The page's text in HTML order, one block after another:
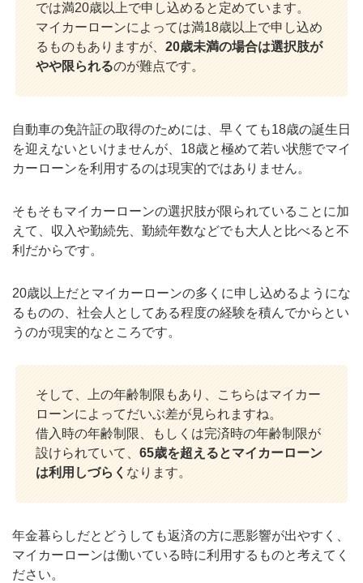
では満20歳以上で申し込めると定めています。
マイカーローンによっては満18歳以上で申し込め
るものもありますが、 20歳未満の場合は選択肢が
やや限られるのが難点です。
自動車の免許証の取得のためには、早くても18歳の誕生日
を迎えないといけませんが、18歳と極めて若い状態でマイ
カーローンを利用するのは現実的ではありません。
そもそもマイカーローンの選択肢が限られていることに加
えて、収入や勤続先、勤続年数などでも大人と比べると不
利だからです。
20歳以上だとマイカーローンの多くに申し込めるようにな
るものの、社会人としてある程度の経験を積んでからとい
うのが現実的なところです。
そして、上の年齢制限もあり、こちらはマイカー
ローンによってだいぶ差が見られますね。
借入時の年齢制限、もしくは完済時の年齢制限が
設けられていて、 65歳を超えるとマイカーローン
は利用しづらく なります。
年金暮らしだとどうしても返済の方に悪影響が出やすく、
マイカーローンは働いている時に利用するものと考えてく
ださい。